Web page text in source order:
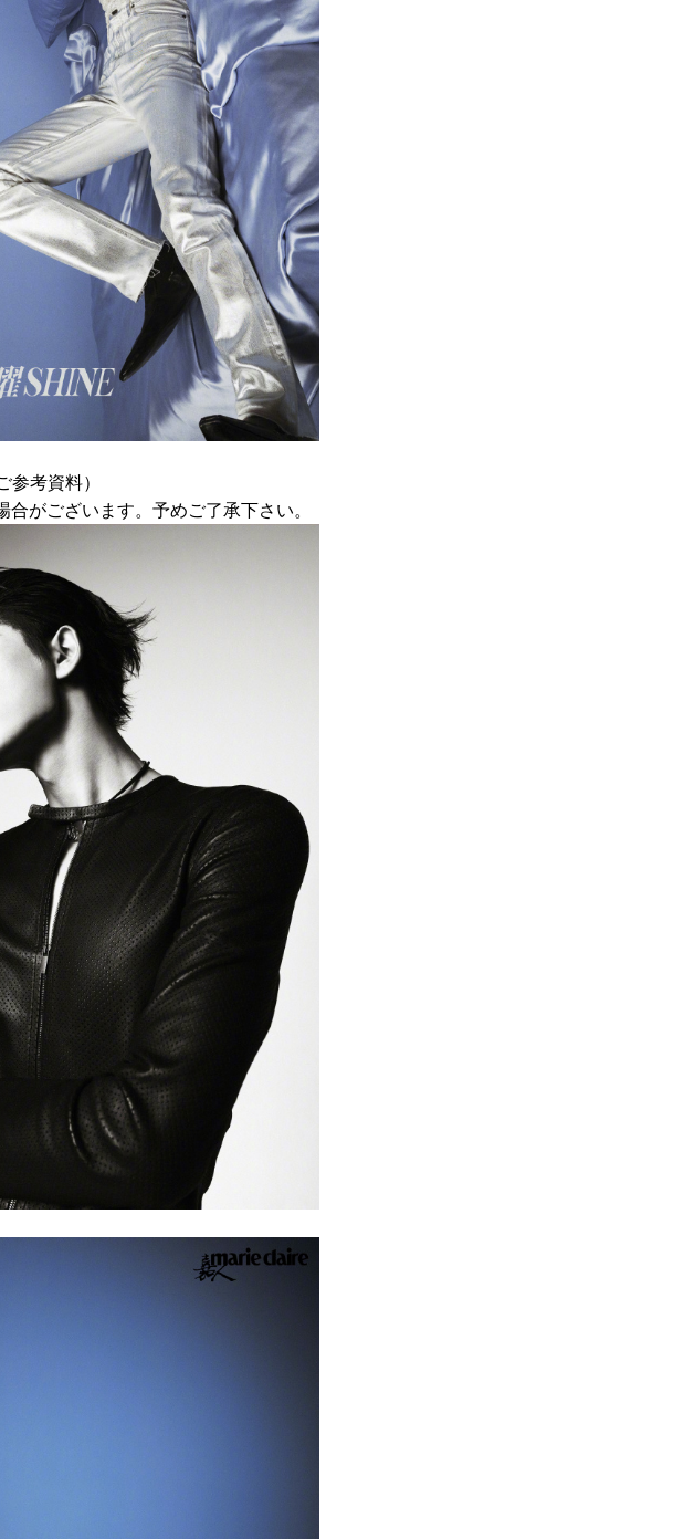
考資料）
がございます。予めご了承下さい。